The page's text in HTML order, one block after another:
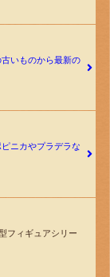
いものから最新の
ニカやプラデラな
フィギュアシリー